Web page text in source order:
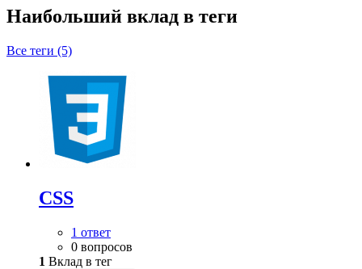
Наибольший вклад в теги
Все теги (5)
CSS
1 ответ
0 вопросов
1 Вклад в тег